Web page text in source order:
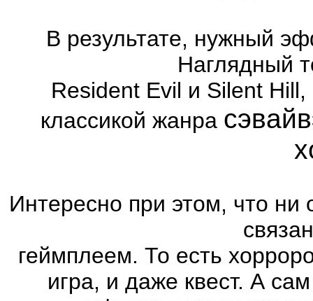
В результате, нужный
Наглядный
Resident Evil и Silent
классикой жанра
Интересно при этом, что ни
геймплеем. То есть
игра, и даже квест. А